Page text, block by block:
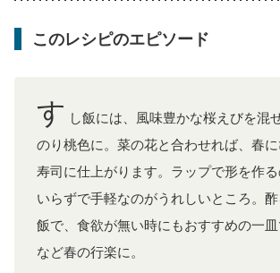
妊娠糖尿病(初期)
産後（母乳）
ニキビ・肌荒れ
このレシピのエピソード
す し飯には、風味豊かな桜えびを混
のり桃色に。菜の花と合わせれば、春
寿司に仕上がります。ラップで形を作
いらずで手軽なのがうれしいところ。
飯で、食欲が無い時にもおすすめの一
など春の行楽に。